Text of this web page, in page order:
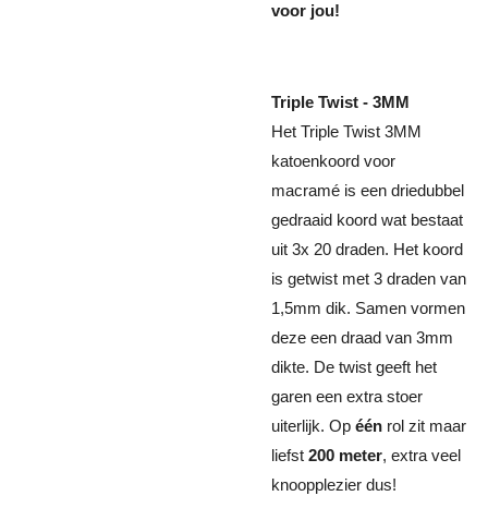
voor jou!
Triple Twist - 3MM
Het Triple Twist 3MM
katoenkoord voor
macramé is een driedubbel
gedraaid koord wat bestaat
uit 3x 20 draden. Het koord
is getwist met 3 draden van
1,5mm dik. Samen vormen
deze een draad van 3mm
dikte. De twist geeft het
garen een extra stoer
uiterlijk. Op één rol zit maar
liefst 200 meter, extra veel
knoopplezier dus!